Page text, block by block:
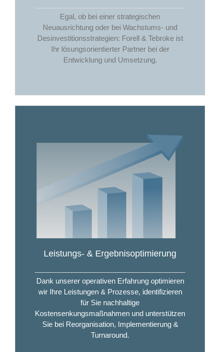
Egal, ob bei einer strategischen
Neuausrichtung oder bei Wachstums- und
Desinvestitionsstrategien: Forell & Tebroke ist
Ihr lösungsorientierter Partner bei der
Entwicklung und Umsetzung.
Leistungs- & Ergebnisoptimierung
Dank unserer operativen Erfahrung optimieren
wir Ihre Leistungen & Prozesse, identifizieren
für Sie nachhaltige
Kostensenkungsmaßnahmen und unterstützen
Sie bei Reorganisation, Implementierung &
Turnaround.